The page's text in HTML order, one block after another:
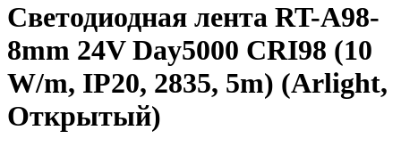
Светодиодная лента RT-A98-
8mm 24V Day5000 CRI98 (10
W/m, IP20, 2835, 5m) (Arlight,
Открытый)